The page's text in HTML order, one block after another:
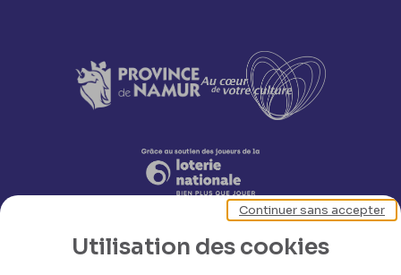
Utilisation des cookies
Continuer sans accepter